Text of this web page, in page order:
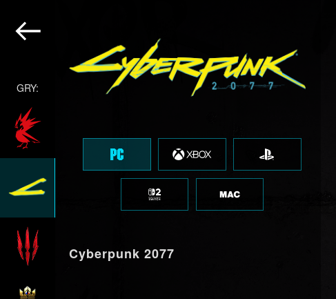
GRY:
Cyberpunk 2077